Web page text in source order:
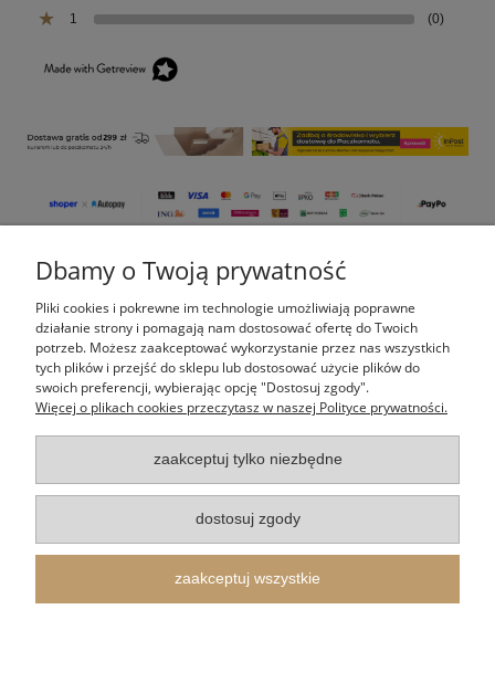
1
(0)
Pomoc
Moje konto
Płatności i dostawa
Informacje
O nas
Indeks kategorii
Itertus Piotr Cieślik| Kalinowa 14, 43-340 Kozy, woj. śląskie | E-mail:
Dbamy o Twoją prywatność
Pliki cookies i pokrewne im technologie umożliwiają poprawne
działanie strony i pomagają nam dostosować ofertę do Twoich
potrzeb. Możesz zaakceptować wykorzystanie przez nas wszystkich
tych plików i przejść do sklepu lub dostosować użycie plików do
swoich preferencji, wybierając opcję "Dostosuj zgody".
Więcej o plikach cookies przeczytasz w naszej Polityce prywatności.
zaakceptuj tylko niezbędne
dostosuj zgody
zaakceptuj wszystkie